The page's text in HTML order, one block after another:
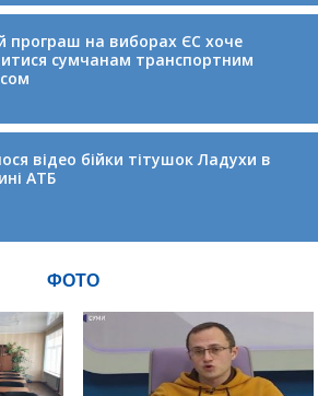
програш на виборах ЄС хоче
сумчанам транспортним
відео бійки тітушок Ладухи в
АТБ
ФОТО